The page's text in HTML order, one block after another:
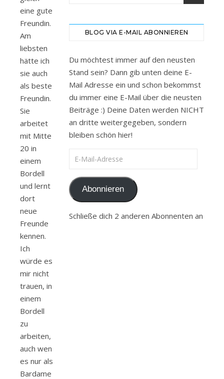
eine gute
Freundin.
Am
liebsten
hätte ich
sie auch
als beste
Freundin.
Sie
arbeitet
mit Mitte
20 in
einem
Bordell
und lernt
dort
neue
Freunde
kennen.
Ich
würde es
mir nicht
trauen, in
einem
Bordell
zu
arbeiten,
auch wen
es nur als
Bardame
BLOG VIA E-MAIL ABONNIEREN
Du möchtest immer auf den neusten
Stand sein? Dann gib unten deine E-
Mail Adresse ein und schon bekommst
du immer eine E-Mail über die neusten
Beiträge :) Deine Daten werden NICHT
an dritte weitergegeben, sondern
bleiben schön hier!
E-Mail-Adresse
Abonnieren
Schließe dich 2 anderen Abonnenten an